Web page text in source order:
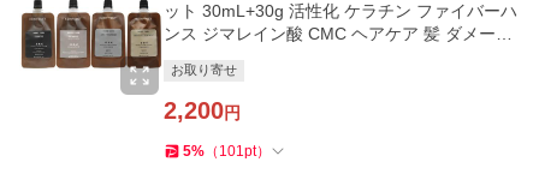
ット 30mL+30g 活性化 ケラチン ファイバーハ
ンス ジマレイン酸 CMC ヘアケア 髪 ダメージ
お取り寄せ
2,200円
5% （ 101pt）